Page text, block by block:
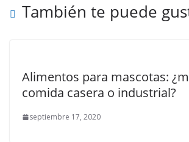
También te puede
Alimentos para mascotas:
comida casera o industrial?
septiembre 17, 2020